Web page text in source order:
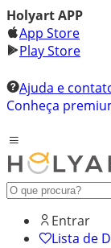
Holyart APP
App Store
Play Store
Ajuda e
Conheça
Entrar
Lista de